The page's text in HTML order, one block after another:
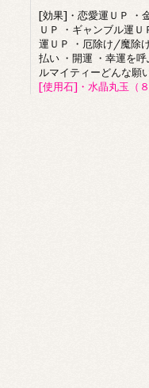
[効果]・恋愛運ＵＰ ・
ＵＰ ・ギャンブル運Ｕ
運ＵＰ ・厄除け/魔除
払い ・開運 ・幸運を呼
ルマイティーどんな願
[使用石]・水晶丸玉（８